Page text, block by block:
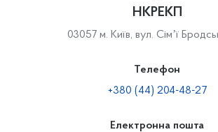
НКРЕКП
03057 м. Київ, вул. Сімʼї
Телефон
+380 (44) 204-48-27
Електронна пошта